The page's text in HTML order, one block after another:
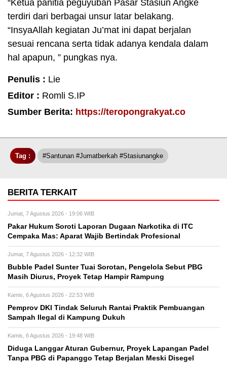
“Ketua panitia peguyuban Pasar Stasiun Angke
terdiri dari berbagai unsur latar belakang.
“InsyaAllah kegiatan Ju’mat ini dapat berjalan
sesuai rencana serta tidak adanya kendala dalam
hal apapun, ” pungkas nya.
Penulis : Lie
Editor : Romli S.IP
Sumber Berita: https://teropongrakyat.co
Tag : #Santunan #Jumatberkah #Stasiunangke
BERITA TERKAIT
Jumat, 7 Agustus 2026 - 19:06 WIB
Pakar Hukum Soroti Laporan Dugaan Narkotika di ITC
Cempaka Mas: Aparat Wajib Bertindak Profesional
Jumat, 7 Agustus 2026 - 12:32 WIB
Bubble Padel Sunter Tuai Sorotan, Pengelola Sebut PBG
Masih Diurus, Proyek Tetap Hampir Rampung
Kamis, 6 Agustus 2026 - 22:53 WIB
Pemprov DKI Tindak Seluruh Rantai Praktik Pembuangan
Sampah Ilegal di Kampung Dukuh
Kamis, 6 Agustus 2026 - 19:48 WIB
Diduga Langgar Aturan Gubernur, Proyek Lapangan Padel
Tanpa PBG di Papanggo Tetap Berjalan Meski Disegel